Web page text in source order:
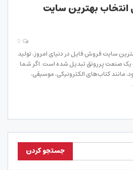
انتخاب بهترین سایت
سایت فروش فایل در دنیای امروز، تولید
یک صنعت پررونق تبدیل شده است. اگر شما
مانند کتاب‌های الکترونیکی، موسیقی،